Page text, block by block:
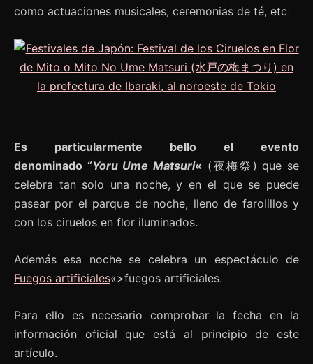
como actuaciones musicales, ceremonias de té, etc
Es particularmente bello el evento
denominado “Yoru Ume Matsuri« (夜梅祭) que se
celebra tan solo una noche, y en el que se puede
pasear por el parque de noche, lleno de farolillos y
con los ciruelos en flor iluminados.
Además esa noche se celebra un espectáculo de
Fuegos artificiales«>fuegos artificiales.
Para ello es necesario comprobar la fecha en la
información oficial que está al principio de este
artículo.